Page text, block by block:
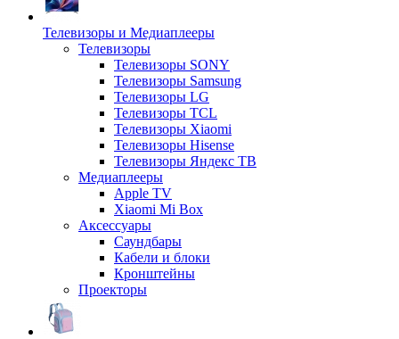
Телевизоры и Медиаплееры
Телевизоры
Телевизоры SONY
Телевизоры Samsung
Телевизоры LG
Телевизоры TCL
Телевизоры Xiaomi
Телевизоры Hisense
Телевизоры Яндекс ТВ
Медиаплееры
Apple TV
Xiaomi Mi Box
Аксессуары
Саундбары
Кабели и блоки
Кронштейны
Проекторы